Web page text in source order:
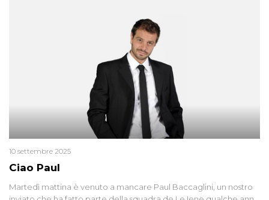
Ciao Paul
10 settembre 2025
Martedì mattina è venuto a mancare Paul Baccaglini, un nostro